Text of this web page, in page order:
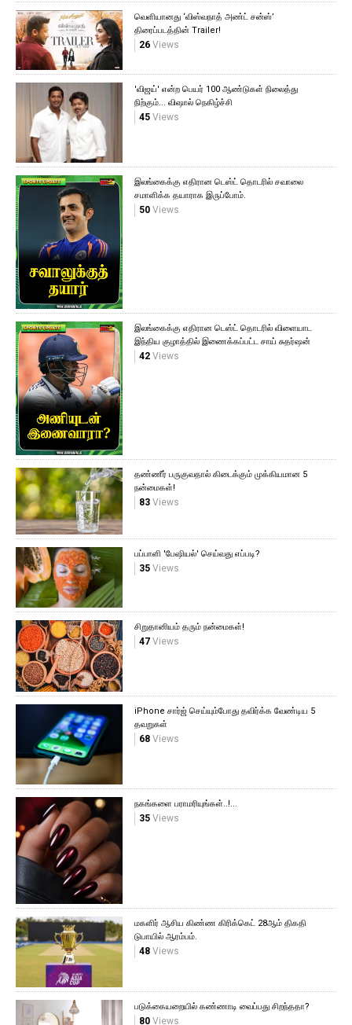
வெளியானது ‘விஸ்வநாத் அண்ட் சன்ஸ்’
திரைப்படத்தின் Trailer!
26Views
'விஜய்' என்ற பெயர் 100 ஆண்டுகள் நிலைத்து
நிற்கும்... விஷால் நெகிழ்ச்சி
45Views
இலங்கைக்கு எதிரான டெஸ்ட் தொடரில் சவாலை
சமாளிக்க தயாராக இருப்போம்.
50Views
இலங்கைக்கு எதிரான டெஸ்ட் தொடரில் விளையாட
இந்திய குழாத்தில் இணைக்கப்பட்ட சாய் சுதர்ஷன்
42Views
தண்ணீர் பருகுவதால் கிடைக்கும் முக்கியமான 5
நன்மைகள்!
83Views
பப்பாளி 'பேஷியல்' செய்வது எப்படி?
35Views
சிறுதானியம் தரும் நன்மைகள்!
47Views
iPhone சார்ஜ் செய்யும்போது தவிர்க்க வேண்டிய 5
தவறுகள்
68Views
நகங்களை பராமரியுங்கள்..!...
35Views
மகளிர் ஆசிய கிண்ண கிரிக்கெட் 28ஆம் திகதி
டுபாயில் ஆரம்பம்.
48Views
படுக்கையறையில் கண்ணாடி வைப்பது சிறந்ததா?
80Views